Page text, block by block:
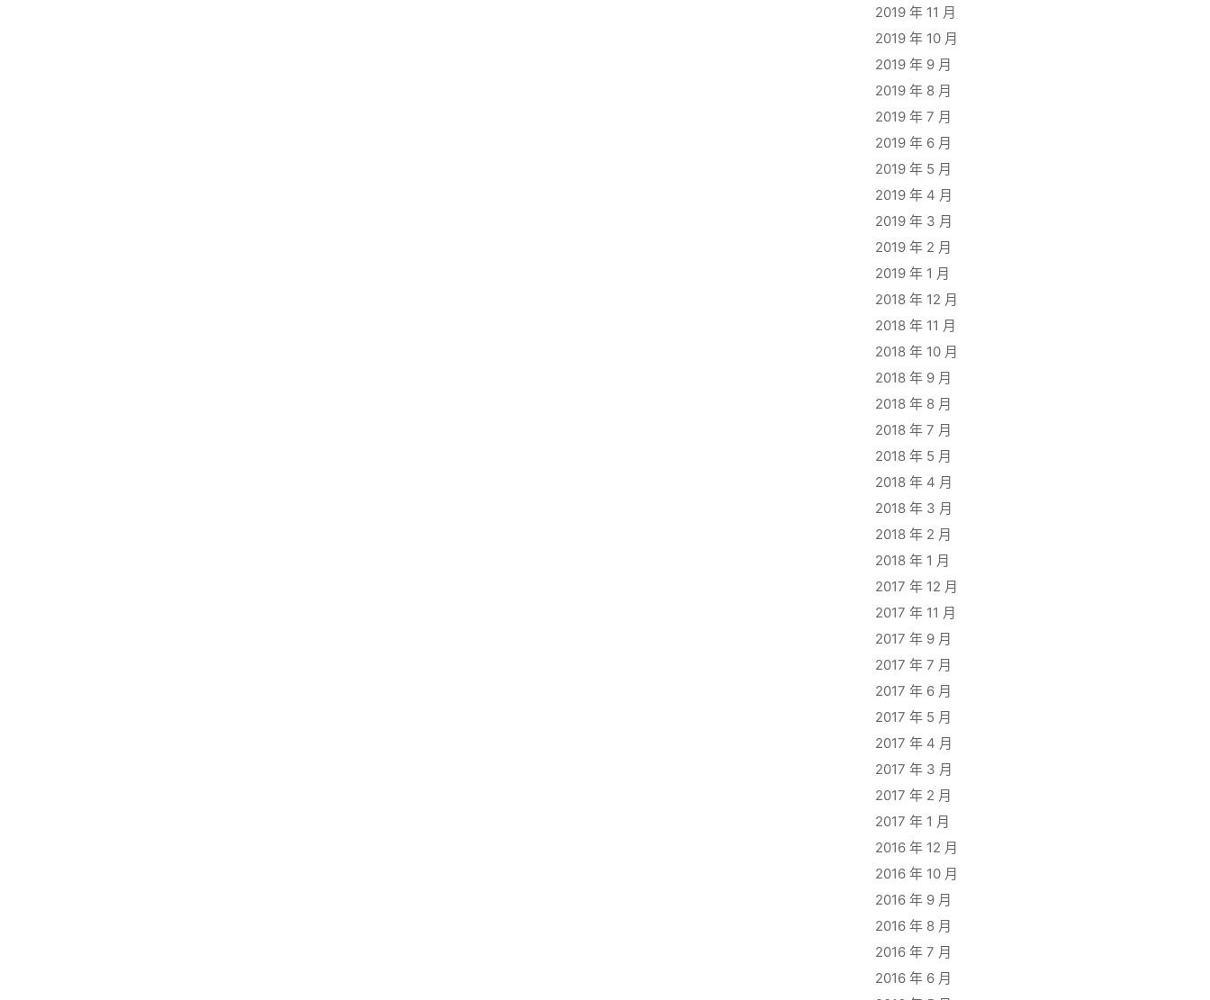
2019 年 11 月
2019 年 10 月
2019 年 9 月
2019 年 8 月
2019 年 7 月
2019 年 6 月
2019 年 5 月
2019 年 4 月
2019 年 3 月
2019 年 2 月
2019 年 1 月
2018 年 12 月
2018 年 11 月
2018 年 10 月
2018 年 9 月
2018 年 8 月
2018 年 7 月
2018 年 5 月
2018 年 4 月
2018 年 3 月
2018 年 2 月
2018 年 1 月
2017 年 12 月
2017 年 11 月
2017 年 9 月
2017 年 7 月
2017 年 6 月
2017 年 5 月
2017 年 4 月
2017 年 3 月
2017 年 2 月
2017 年 1 月
2016 年 12 月
2016 年 10 月
2016 年 9 月
2016 年 8 月
2016 年 7 月
2016 年 6 月